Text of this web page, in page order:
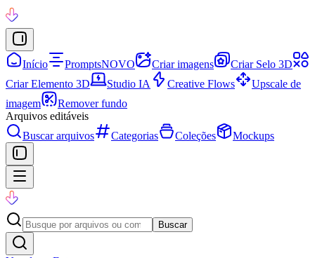
Início PromptsNOVO Criar imagens
Criar Selo 3D
Criar Elemento 3D
Studio IA Creative Flows
Upscale de
imagem
Remover fundo
Arquivos editáveis
Buscar arquivos
Categorias Coleções Mockups
Buscar